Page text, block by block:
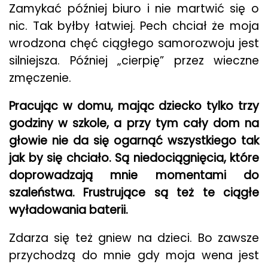
Zamykać później biuro i nie martwić się o
nic. Tak byłby łatwiej. Pech chciał że moja
wrodzona chęć ciągłego samorozwoju jest
silniejsza. Później „cierpię” przez wieczne
zmęczenie.
Pracując w domu, mając dziecko tylko trzy
godziny w szkole, a przy tym cały dom na
głowie nie da się ogarnąć wszystkiego tak
jak by się chciało. Są niedociągnięcia, które
doprowadzają mnie momentami do
szaleństwa. Frustrujące są też te ciągłe
wyładowania baterii.
Zdarza się też gniew na dzieci. Bo zawsze
przychodzą do mnie gdy moja wena jest